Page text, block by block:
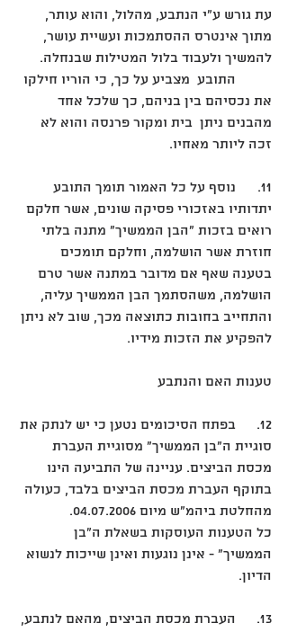
עת גורש ע"י הנתבע, מהלול, והוא עותר,
מתוך אינטרס ההסתמכות ועשיית עושר,
להמשיך ולעבוד בלול המטילות שבנחלה.
	התובע  מצביע על כך, כי הוריו חילקו
את נכסיהם בין בניהם, כך שלכל אחד
מהבנים ניתן  בית ומקור פרנסה והוא לא
זכה ליותר מאחיו.
11.	נוסף על כל האמור תומך התובע
יתדותיו באזכורי פסיקה שונים, אשר חלקם
רואים בזכות "הבן הממשיך" מתנה בלתי
חוזרת אשר הושלמה, וחלקם תומכים
בטענה שאף אם מדובר במתנה אשר טרם
הושלמה, משהסתמך הבן הממשיך עליה,
והתחייב בחובות כתוצאה מכך, שוב לא ניתן
להפקיע את הזכות מידיו.
טענות האם והנתבע
12.	בפתח הסיכומים נטען כי יש לנתק את
סוגיית ה"בן הממשיך" מסוגיית העברת
מכסת הביצים. עניינה של התביעה הינו
בתוקף העברת מכסת הביצים בלבד, כעולה
מהחלטת ביהמ"ש מיום 04.07.2006.
כל הטענות העוסקות בשאלת ה"בן
הממשיך" - אינן נוגעות ואינן שייכות לנשוא
הדיון.
13.	העברת מכסת הביצים, מהאם לנתבע,